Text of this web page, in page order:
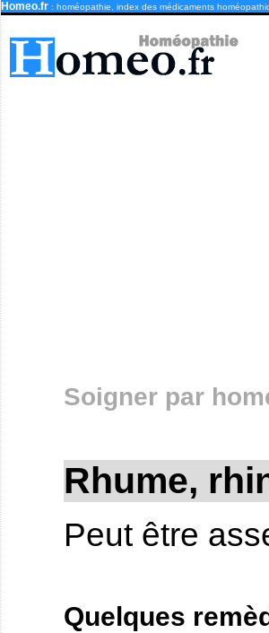
Homeo.fr : homéopathie, index des médicaments
Soigner par
Rhume,
Peut être
Quelques